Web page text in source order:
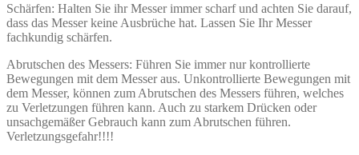
Schärfen: Halten Sie ihr Messer immer scharf und achten Sie darauf,
dass das Messer keine Ausbrüche hat. Lassen Sie Ihr Messer
fachkundig schärfen.
Abrutschen des Messers: Führen Sie immer nur kontrollierte
Bewegungen mit dem Messer aus. Unkontrollierte Bewegungen mit
dem Messer, können zum Abrutschen des Messers führen, welches
zu Verletzungen führen kann. Auch zu starkem Drücken oder
unsachgemäßer Gebrauch kann zum Abrutschen führen.
Verletzungsgefahr!!!!